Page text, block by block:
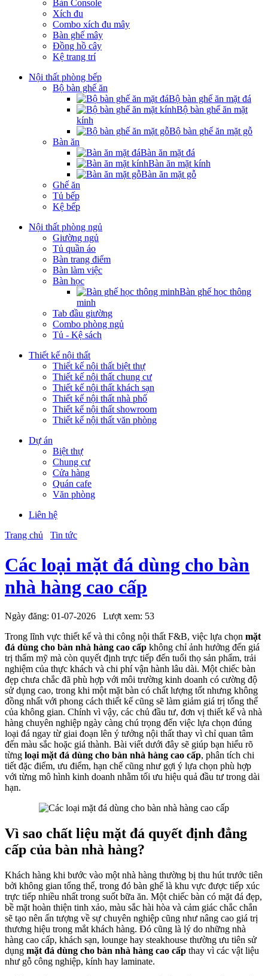
Bàn Console
Xích đu
Combo xích đu mây
Bàn ghế mây
Đồng hồ cây
Kệ trang trí
Nội thất phòng bếp
Bộ bàn ghế ăn
Bộ bàn ghế ăn mặt đá
Bộ bàn ghế ăn mặt
kính
Bộ bàn ghế ăn mặt gỗ
Bàn ăn
Bàn ăn mặt đá
Bàn ăn mặt kính
Bàn ăn mặt gỗ
Ghế ăn
Tủ bếp
Kệ bếp
Nội thất phòng ngủ
Giường ngủ
Tủ quần áo
Bàn trang điểm
Bàn làm việc
Bàn học
Bàn ghế học thông
minh
Tab đầu giường
Combo phòng ngủ
Tủ - Kệ sách
Thiết kế nội thất
Thiết kế nội thất biệt thự
Thiết kế nội thất chung cư
Thiết kế nội thất khách sạn
Thiết kế nội thất nhà phố
Thiết kế nội thất showroom
Thiết kế nội thất văn phòng
Dự án
Biệt thự
Chung cư
Cửa hàng
Quán cafe
Văn phòng
Liên hệ
Trang chủ
Tin tức
Các loại mặt đá dùng cho bàn
nhà hàng cao cấp
Ngày đăng: 01-07-2026 Lượt xem: 53
Trong lĩnh vực thiết kế và thi công nội thất F&B, việc lựa chọn mặt
đá dùng cho bàn nhà hàng cao cấp không chỉ ảnh hưởng đến giá
trị thẩm mỹ mà còn quyết định trực tiếp đến tuổi thọ sản phẩm, trải
nghiệm của thực khách và chi phí vận hành lâu dài. Một chiếc bàn
đẹp chưa chắc đã phù hợp với môi trường kinh doanh có cường độ
sử dụng cao, trong khi một mặt bàn có chất lượng tốt nhưng không
đồng nhất với phong cách thiết kế cũng sẽ làm giảm giá trị tổng thể
của không gian. Chính vì vậy, các chủ đầu tư, đơn vị thiết kế và nhà
hàng chuyên nghiệp ngày càng chú trọng đến việc lựa chọn đúng
loại đá ngay từ giai đoạn lên ý tưởng nội thất thay vì chỉ quan tâm
đến màu sắc hoặc giá thành. Bài viết dưới đây sẽ giúp bạn hiểu rõ
từng loại mặt đá dùng cho bàn nhà hàng cao cấp, phân tích chi
tiết đặc điểm, ưu điểm, hạn chế cũng như gợi ý lựa chọn phù hợp
với từng mô hình kinh doanh nhằm tối ưu hiệu quả đầu tư trong dài
hạn.
Vì sao chất liệu mặt đá quyết định đẳng
cấp của bàn nhà hàng?
Khách hàng khi bước vào một nhà hàng thường bị thu hút trước tiên
bởi không gian tổng thể, trong đó bàn ghế là khu vực được tiếp xúc
trực tiếp nhiều nhất trong suốt bữa ăn. Một chiếc bàn có mặt đá đẹp,
bề mặt hoàn thiện tinh xảo, màu sắc hài hòa và cảm giác chắc chắn
sẽ tạo nên ấn tượng về sự chuyên nghiệp cũng như nâng cao giá trị
thương hiệu trong mắt khách hàng. Đó cũng là lý do những nhà
hàng cao cấp, khách sạn, lounge hay steakhouse thường ưu tiên sử
dụng mặt đá dùng cho bàn nhà hàng cao cấp thay vì các vật liệu
như gỗ công nghiệp, kính hay laminate.